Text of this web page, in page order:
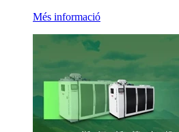
Més informació